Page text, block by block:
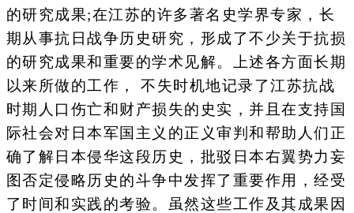
的研究成果;在江苏的许多著名史学界专家，长
期从事抗日战争历史研究，形成了不少关于抗损
的研究成果和重要的学术见解。上述各方面长期
以来所做的工作， 不失时机地记录了江苏抗战
时期人口伤亡和财产损失的史实，并且在支持国
际社会对日本军国主义的正义审判和帮助人们正
确了解日本侵华这段历史，批驳日本右翼势力妄
图否定侵略历史的斗争中发挥了重要作用，经受
了时间和实践的考验。虽然这些工作及其成果因